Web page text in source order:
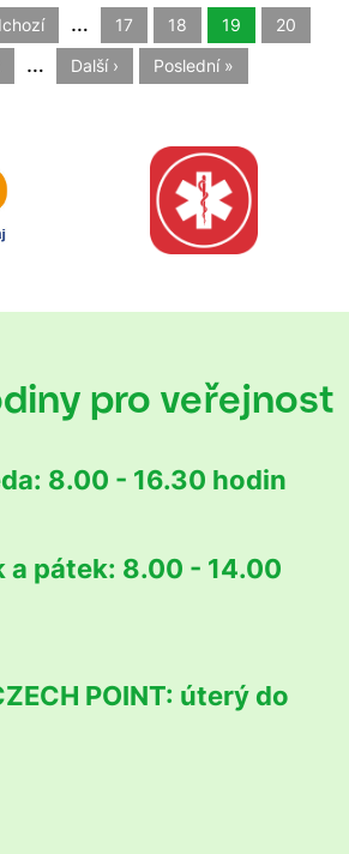
… 17 18 19 20
… Další › Poslední »
pro veřejnost
8.00 - 16.30 hodin
a pátek: 8.00 - 14.00
POINT: úterý do